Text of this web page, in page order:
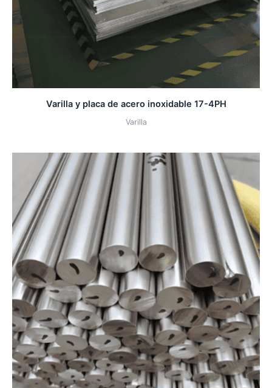
Varilla y placa de acero inoxidable 17-4PH
Varilla